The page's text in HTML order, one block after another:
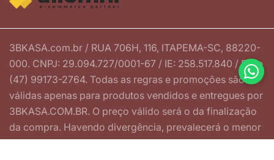
3BKASA.com.br / RUA 706H, 116, ITAPEMA-SC, 88220-
000. CNPJ: 29.094.727/0001-67 / IE: 258.517.840 / Fone
(47) 99173-2764. Todas as regras e promoções são
válidas apenas para produtos vendidos e entregues por
3BKASA.COM.BR. O preço válido será o da finalização
da compra. Havendo divergência, prevalecerá o menor
preço ofertado.